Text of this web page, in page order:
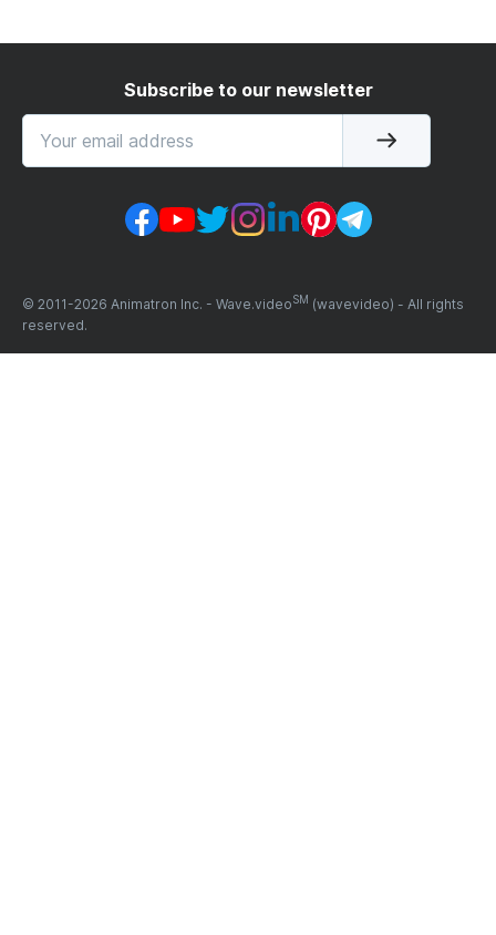
Subscribe to our newsletter
© 2011-2026 Animatron Inc. - Wave.videoSM (wavevideo) - All rights
reserved.